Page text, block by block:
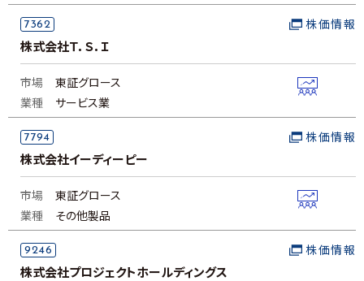
7362
株式会社Ｔ．Ｓ．Ｉ
株価情報
市場
東証グロース
業種
サービス業
7794
株式会社イーディーピー
株価情報
市場
東証グロース
業種
その他製品
9246
株式会社プロジェクトホールディングス
株価情報